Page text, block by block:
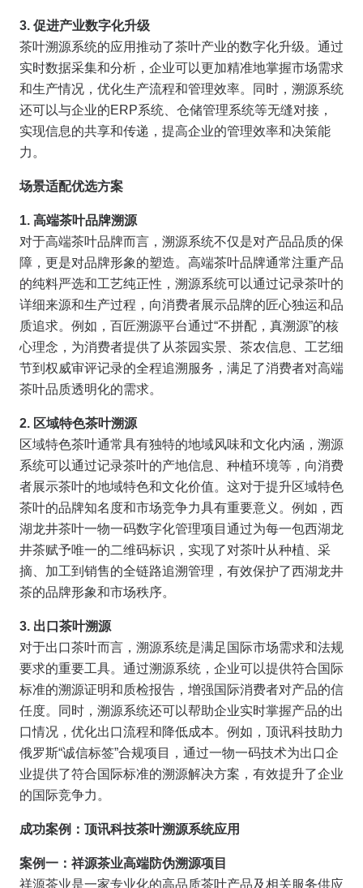
3. 促进产业数字化升级
茶叶溯源系统的应用推动了茶叶产业的数字化升级。通过
实时数据采集和分析，企业可以更加精准地掌握市场需求
和生产情况，优化生产流程和管理效率。同时，溯源系统
还可以与企业的ERP系统、仓储管理系统等无缝对接，
实现信息的共享和传递，提高企业的管理效率和决策能
力。
场景适配优选方案
1. 高端茶叶品牌溯源
对于高端茶叶品牌而言，溯源系统不仅是对产品品质的保
障，更是对品牌形象的塑造。高端茶叶品牌通常注重产品
的纯料严选和工艺纯正性，溯源系统可以通过记录茶叶的
详细来源和生产过程，向消费者展示品牌的匠心独运和品
质追求。例如，百匠溯源平台通过“不拼配，真溯源”的核
心理念，为消费者提供了从茶园实景、茶农信息、工艺细
节到权威审评记录的全程追溯服务，满足了消费者对高端
茶叶品质透明化的需求。
2. 区域特色茶叶溯源
区域特色茶叶通常具有独特的地域风味和文化内涵，溯源
系统可以通过记录茶叶的产地信息、种植环境等，向消费
者展示茶叶的地域特色和文化价值。这对于提升区域特色
茶叶的品牌知名度和市场竞争力具有重要意义。例如，西
湖龙井茶叶一物一码数字化管理项目通过为每一包西湖龙
井茶赋予唯一的二维码标识，实现了对茶叶从种植、采
摘、加工到销售的全链路追溯管理，有效保护了西湖龙井
茶的品牌形象和市场秩序。
3. 出口茶叶溯源
对于出口茶叶而言，溯源系统是满足国际市场需求和法规
要求的重要工具。通过溯源系统，企业可以提供符合国际
标准的溯源证明和质检报告，增强国际消费者对产品的信
任度。同时，溯源系统还可以帮助企业实时掌握产品的出
口情况，优化出口流程和降低成本。例如，顶讯科技助力
俄罗斯“诚信标签”合规项目，通过一物一码技术为出口企
业提供了符合国际标准的溯源解决方案，有效提升了企业
的国际竞争力。
成功案例：顶讯科技茶叶溯源系统应用
案例一：祥源茶业高端防伪溯源项目
祥源茶业是一家专业化的高品质茶叶产品及相关服务供应